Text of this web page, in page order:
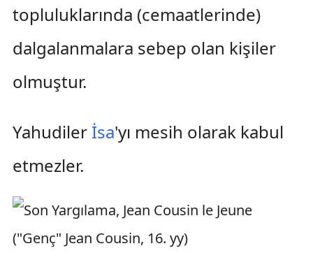
topluluklarında (cemaatlerinde)
dalgalanmalara sebep olan kişiler
olmuştur.
Yahudiler İsa'yı mesih olarak kabul
etmezler.